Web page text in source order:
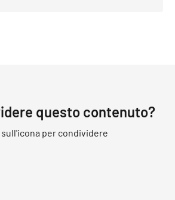
questo contenuto?
sull'icona per condividere